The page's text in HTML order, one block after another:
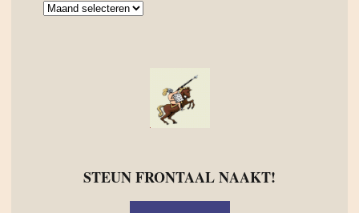
Archief
STEUN FRONTAAL NAAKT!